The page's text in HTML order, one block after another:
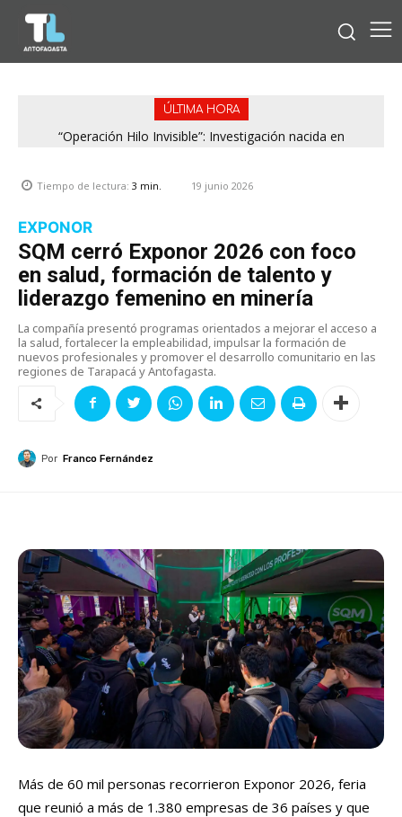
ÚLTIMA HORA
“Operación Hilo Invisible”: Investigación nacida en
Tiempo de lectura: 3 min. 19 junio 2026
EXPONOR
SQM cerró Exponor 2026 con foco
en salud, formación de talento y
liderazgo femenino en minería
La compañía presentó programas orientados a mejorar el acceso a
la salud, fortalecer la empleabilidad, impulsar la formación de
nuevos profesionales y promover el desarrollo comunitario en las
regiones de Tarapacá y Antofagasta.
Por Franco Fernández
Más de 60 mil personas recorrieron Exponor 2026, feria
que reunió a más de 1.380 empresas de 36 países y que